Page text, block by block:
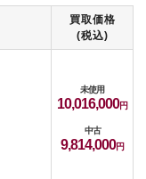
買取価格
(税込)
未使用
10,016,000
中古
9,814,000